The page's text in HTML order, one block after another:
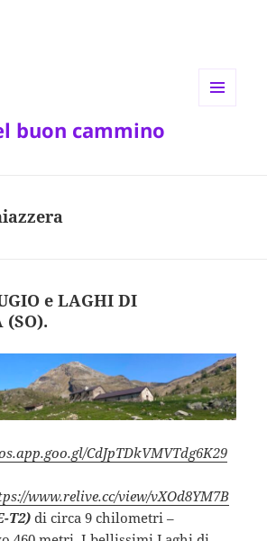
buon cammino
e LAGHI DI
(SO).
CdJpTDkVMVTdg6K29
www.relive.cc/view/vXOd8YM7B
T2) di circa 9 chilometri –